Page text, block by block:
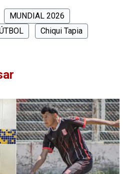
MUNDIAL 2026
Chiqui Tapia